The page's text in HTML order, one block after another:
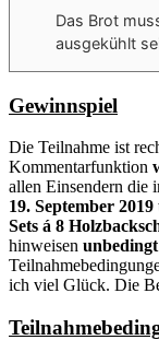
Das Brot
ausgekühlt
Gewinnspiel
Die Teilnahme ist
Kommentarfunktion
allen Einsendern die
19. September
Sets á 8
hinweisen unbedingt
ich viel Glück. Die